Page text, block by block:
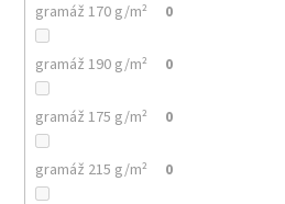
gramáž 170 g/m² 0
gramáž 190 g/m² 0
gramáž 175 g/m² 0
gramáž 215 g/m² 0
m
MALFINI
CITY
120